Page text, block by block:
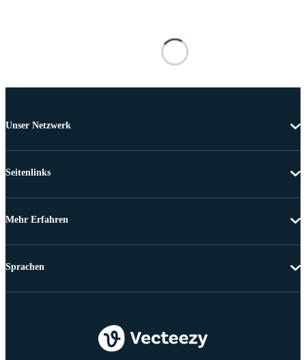
Unser Netzwerk
Seitenlinks
Mehr Erfahren
Sprachen